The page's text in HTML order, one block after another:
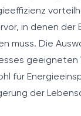
in denen der
muss. Die
geeigneten
für
der